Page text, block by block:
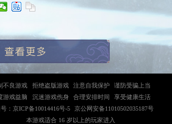
不良游戏 拒绝盗版游戏 注意自我保护
谨防受骗上当
游戏益脑
沉迷游戏伤身 合理安排时间
享受健康生活
：京ICP备10014416号-5
京公网安备11010502035187号
本游戏适合 16 岁以上的玩家进入